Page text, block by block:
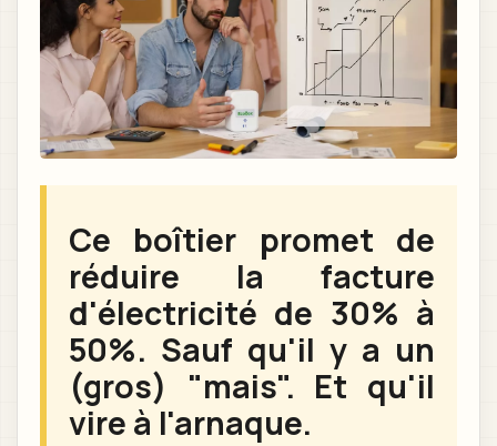
Ce boîtier promet de
réduire la facture
d'électricité de 30% à
50%. Sauf qu'il y a un
(gros) "mais". Et qu'il
vire à l'arnaque.